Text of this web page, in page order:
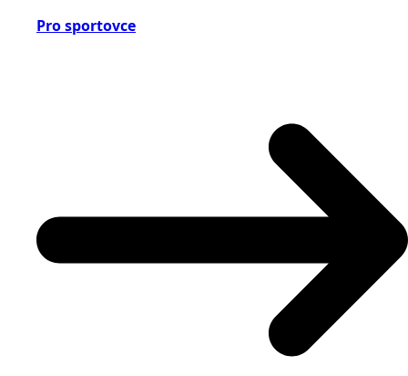
Pro sportovce